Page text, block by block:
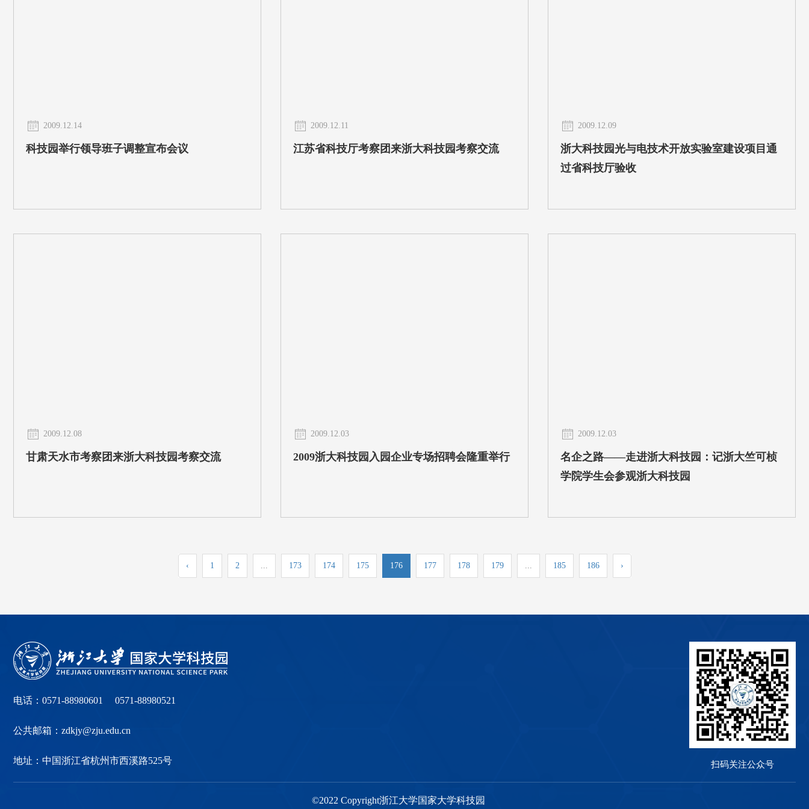
2009.12.14
科技园举行领导班子调整宣布会议
2009.12.11
江苏省科技厅考察团来浙大科技园考察交流
2009.12.09
浙大科技园光与电技术开放实验室建设项目通
过省科技厅验收
2009.12.08
甘肃天水市考察团来浙大科技园考察交流
2009.12.03
2009浙大科技园入园企业专场招聘会隆重举行
2009.12.03
名企之路——走进浙大科技园：记浙大竺可桢
学院学生会参观浙大科技园
‹ 1 2 ... 173 174 175 176 177 178 179 ... 185 186 ›
电话：0571-88980601 0571-88980521
公共邮箱：zdkjy@zju.edu.cn
地址：中国浙江省杭州市西溪路525号 扫码关注公众号
©2022 Copyright浙江大学国家大学科技园